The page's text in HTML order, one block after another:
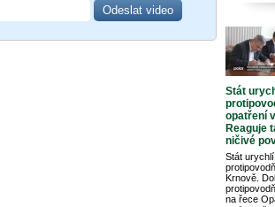
Stát
opatření
Reaguje
ničivé
Stát
Krnově.
na řece